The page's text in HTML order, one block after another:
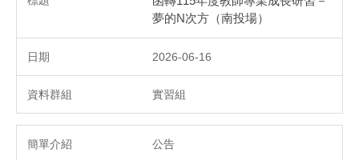
夢的N次方（南投場）
2026-06-16
實習組
公告